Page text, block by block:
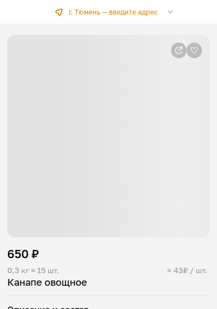
г. Тюмень — введите адрес
Канапе овощное
0,3 кг ≈ 15 шт. ≈ 43₽ / шт.
650 ₽